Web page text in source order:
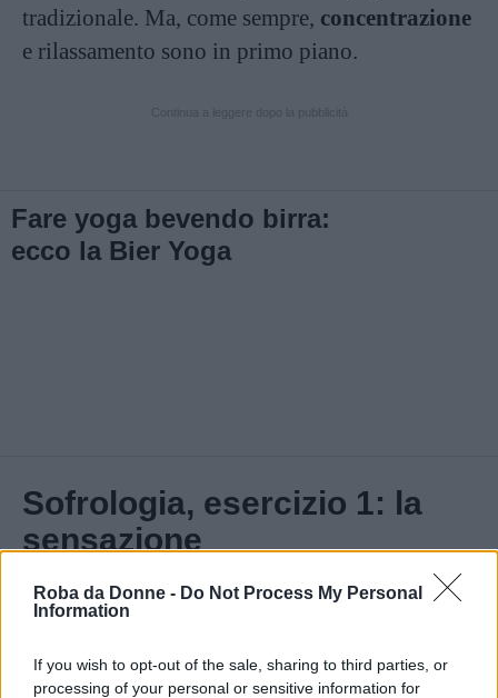
Roba da Donne - Do Not Process My Personal
Information
If you wish to opt-out of the sale, sharing to third parties, or
processing of your personal or sensitive information for
tradizionale. Ma, come sempre, concentrazione
e rilassamento sono in primo piano.
Fare yoga bevendo birra:
ecco la Bier Yoga
Sofrologia, esercizio 1: la
sensazione